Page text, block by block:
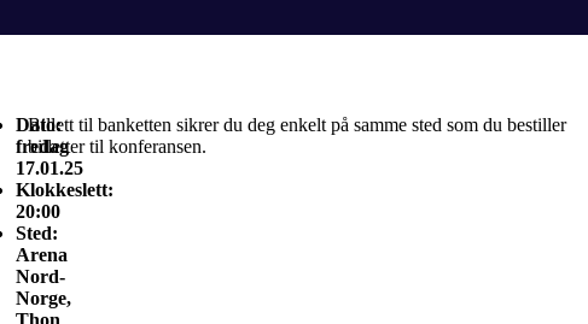
Dato:
fredag
17.01.25
Klokkeslett:
20:00
Sted:
Arena
Nord-
Norge,
Thon
Billett til banketten sikrer du deg enkelt på samme sted som du bestiller
billetter til konferansen.